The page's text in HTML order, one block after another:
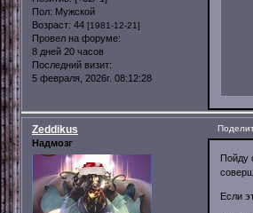
Пол: Мужской
Возраст: 44 [1981-12-21]
Провел на форуме:
8 дней 20 часов
Последний визит:
5 февраля, 2026г. 08:12:28
Zeddikus
Надмозг
Пойду
Если